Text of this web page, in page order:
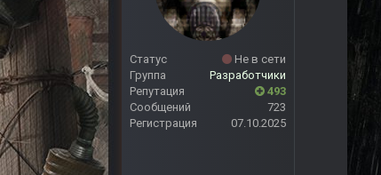
Статус
Не в сети
Группа
Разработчики
Репутация
493
Сообщений
723
Регистрация
07.10.2025